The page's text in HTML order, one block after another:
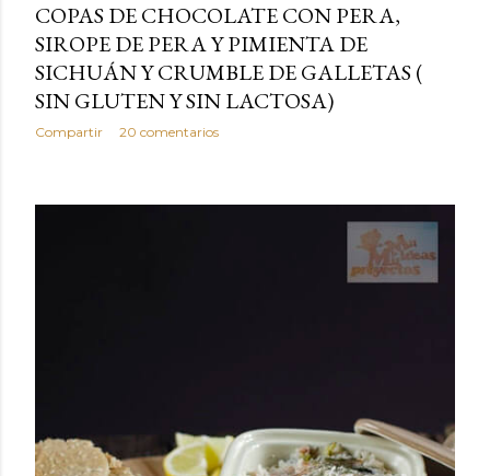
COPAS DE CHOCOLATE CON PERA,
SIROPE DE PERA Y PIMIENTA DE
SICHUÁN Y CRUMBLE DE GALLETAS (
SIN GLUTEN Y SIN LACTOSA)
Compartir 20 comentarios